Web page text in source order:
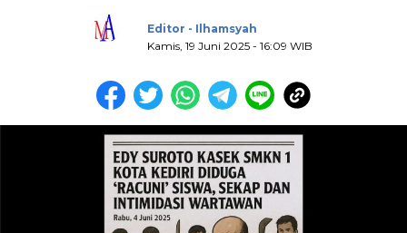
Editor - Ilhamsyah
Kamis, 19 Juni 2025 - 16:09 WIB